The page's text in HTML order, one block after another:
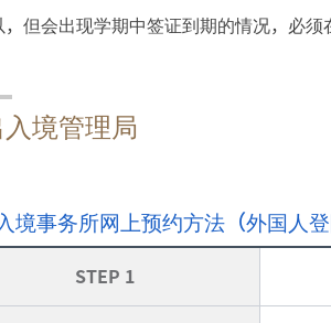
，但会出现学期中签证到期的情况，必
境管理局
境事务所网上预约方法（外国人登
STEP 1